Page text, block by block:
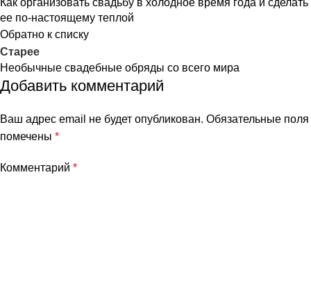
Как организовать свадьбу в холодное время года и сделать
ее по-настоящему теплой
Обратно к списку
Старее
Необычные свадебные обряды со всего мира
Добавить комментарий
Ваш адрес email не будет опубликован. Обязательные поля
помечены *
Комментарий *